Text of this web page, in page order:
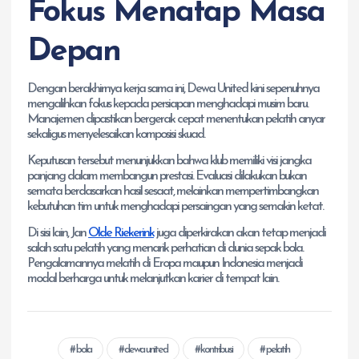
Fokus Menatap Masa
Depan
Dengan berakhirnya kerja sama ini, Dewa United kini sepenuhnya
mengalihkan fokus kepada persiapan menghadapi musim baru.
Manajemen dipastikan bergerak cepat menentukan pelatih anyar
sekaligus menyelesaikan komposisi skuad.
Keputusan tersebut menunjukkan bahwa klub memiliki visi jangka
panjang dalam membangun prestasi. Evaluasi dilakukan bukan
semata berdasarkan hasil sesaat, melainkan mempertimbangkan
kebutuhan tim untuk menghadapi persaingan yang semakin ketat.
Di sisi lain, JanOlde Riekerinkjuga diperkirakan akan tetap menjadi
salah satu pelatih yang menarik perhatian di dunia sepak bola.
Pengalamannya melatih di Eropa maupun Indonesia menjadi
modal berharga untuk melanjutkan karier di tempat lain.
bola dewa united kontribusi pelatih